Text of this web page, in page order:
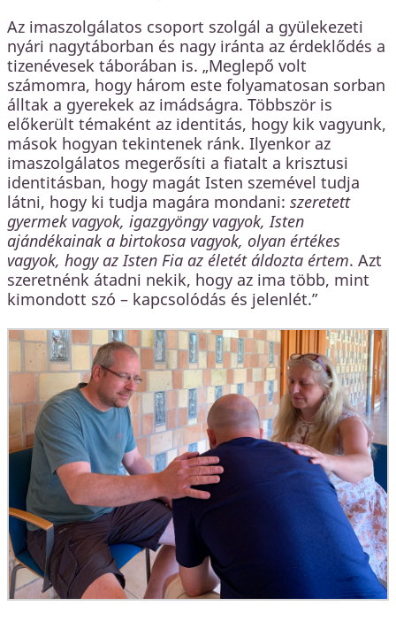
Az imaszolgálatos csoport szolgál a gyülekezeti
nyári nagytáborban és nagy iránta az érdeklődés a
tizenévesek táborában is. „Meglepő volt
számomra, hogy három este folyamatosan sorban
álltak a gyerekek az imádságra. Többször is
előkerült témaként az identitás, hogy kik vagyunk,
mások hogyan tekintenek ránk. Ilyenkor az
imaszolgálatos megerősíti a fiatalt a krisztusi
identitásban, hogy magát Isten szemével tudja
látni, hogy ki tudja magára mondani: szeretett
gyermek vagyok, igazgyöngy vagyok, Isten
ajándékainak a birtokosa vagyok, olyan értékes
vagyok, hogy az Isten Fia az életét áldozta értem. Azt
szeretnénk átadni nekik, hogy az ima több, mint
kimondott szó – kapcsolódás és jelenlét.”